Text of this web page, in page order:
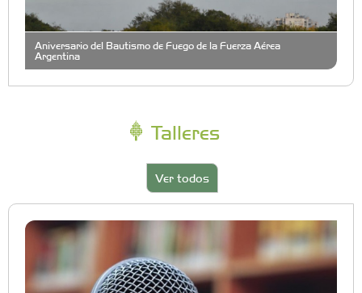
Aniversario del Bautismo de Fuego de la Fuerza Aérea
Argentina
Talleres
Ver todos